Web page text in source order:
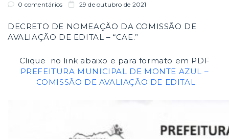
0 comentários
29 de outubro de 2021
DECRETO DE NOMEAÇÃO DA COMISSÃO DE
AVALIAÇÃO DE EDITAL – “CAE.”
Clique no link abaixo e para formato em PDF
PREFEITURA MUNICIPAL DE MONTE AZUL –
COMISSÃO DE AVALIAÇÃO DE EDITAL